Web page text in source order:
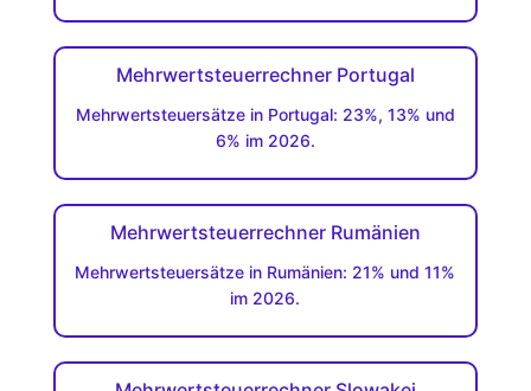
Mehrwertsteuerrechner Portugal
Mehrwertsteuersätze in Portugal: 23%, 13% und
6% im 2026.
Mehrwertsteuerrechner Rumänien
Mehrwertsteuersätze in Rumänien: 21% und 11%
im 2026.